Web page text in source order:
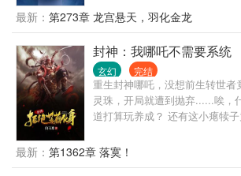
下本钱。 可恶，我赐予她们词条
许世间有龙。 只因龙天生掌控天
上，俯瞰万物。 神龙一出，谁与
来，重生成蛇，他便仰天长啸：
龙。
最新： 第273章 龙宫悬天，羽化金龙
封神：我哪吒不需要系统
玄幻 完结
重生封神哪吒，没想前生转世者
灵珠，开局就遭到抛弃......唉，
道打算玩养成？ 还有这小瘪犊
系统辅助，剧情纯属虚构，严谨
最新： 第1362章 落寞！